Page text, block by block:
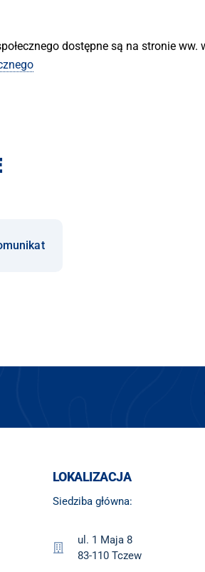
dostępne są na stronie ww.
LOKALIZACJA
Siedziba główna:
ul. 1 Maja 8
83-110 Tczew